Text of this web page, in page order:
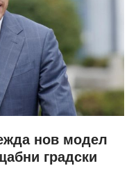
нов модел
градски